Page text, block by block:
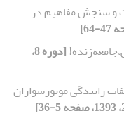
و سنجش مفاهیم در
[دوره 8،
رانندگی موتورسواران